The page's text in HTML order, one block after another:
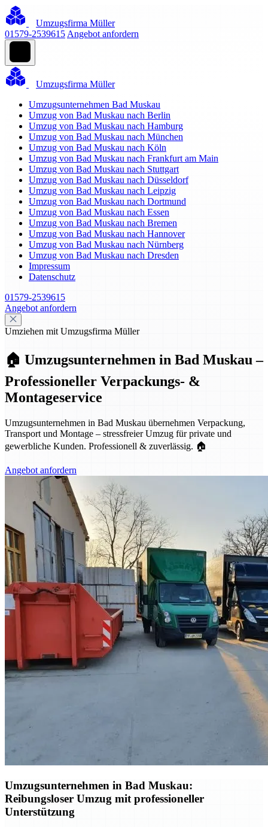
Umzugsfirma Müller
01579-2539615 Angebot anfordern
Umzugsfirma Müller
Umzugsunternehmen Bad Muskau
Umzug von Bad Muskau nach Berlin
Umzug von Bad Muskau nach Hamburg
Umzug von Bad Muskau nach München
Umzug von Bad Muskau nach Köln
Umzug von Bad Muskau nach Frankfurt am Main
Umzug von Bad Muskau nach Stuttgart
Umzug von Bad Muskau nach Düsseldorf
Umzug von Bad Muskau nach Leipzig
Umzug von Bad Muskau nach Dortmund
Umzug von Bad Muskau nach Essen
Umzug von Bad Muskau nach Bremen
Umzug von Bad Muskau nach Hannover
Umzug von Bad Muskau nach Nürnberg
Umzug von Bad Muskau nach Dresden
Impressum
Datenschutz
01579-2539615
Angebot anfordern
Umziehen mit Umzugsfirma Müller
🏠 Umzugsunternehmen in Bad Muskau –
Professioneller Verpackungs- &
Montageservice
Umzugsunternehmen in Bad Muskau übernehmen Verpackung,
Transport und Montage – stressfreier Umzug für private und
gewerbliche Kunden. Professionell & zuverlässig. 🏠
Angebot anfordern
Umzugsunternehmen in Bad Muskau:
Reibungsloser Umzug mit professioneller
Unterstützung